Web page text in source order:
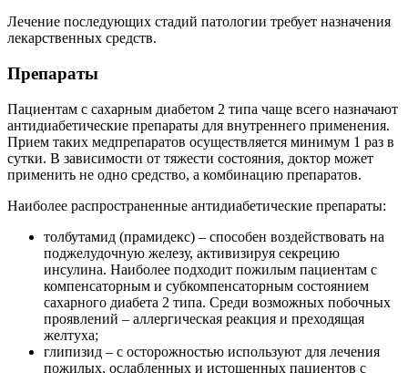
Лечение последующих стадий патологии требует назначения
лекарственных средств.
Препараты
Пациентам с сахарным диабетом 2 типа чаще всего назначают
антидиабетические препараты для внутреннего применения.
Прием таких медпрепаратов осуществляется минимум 1 раз в
сутки. В зависимости от тяжести состояния, доктор может
применить не одно средство, а комбинацию препаратов.
Наиболее распространенные антидиабетические препараты:
толбутамид (прамидекс) – способен воздействовать на
поджелудочную железу, активизируя секрецию
инсулина. Наиболее подходит пожилым пациентам с
компенсаторным и субкомпенсаторным состоянием
сахарного диабета 2 типа. Среди возможных побочных
проявлений – аллергическая реакция и преходящая
желтуха;
глипизид – с осторожностью используют для лечения
пожилых, ослабленных и истощенных пациентов с